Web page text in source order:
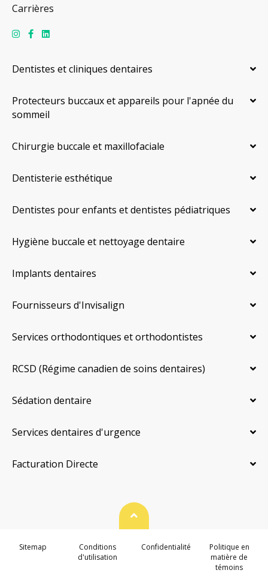
Carrières
Dentistes et cliniques dentaires
Protecteurs buccaux et appareils pour l'apnée du
sommeil
Chirurgie buccale et maxillofaciale
Dentisterie esthétique
Dentistes pour enfants et dentistes pédiatriques
Hygiène buccale et nettoyage dentaire
Implants dentaires
Fournisseurs d'Invisalign
Services orthodontiques et orthodontistes
RCSD (Régime canadien de soins dentaires)
Sédation dentaire
Services dentaires d'urgence
Facturation Directe
Haut de page
Sitemap
Conditions
d'utilisation
Confidentialité
Politique en
matière de
témoins